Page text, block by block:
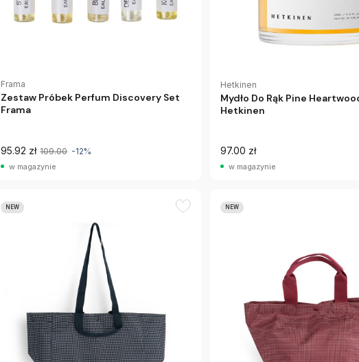
Frama
Zestaw Próbek Perfum Discovery Set
Frama
95.92 zł 109.00 -12%
w magazynie
Hetkinen
Mydło Do Rąk Pine
Hetkinen
97.00 zł
w magazynie
NEW NEW